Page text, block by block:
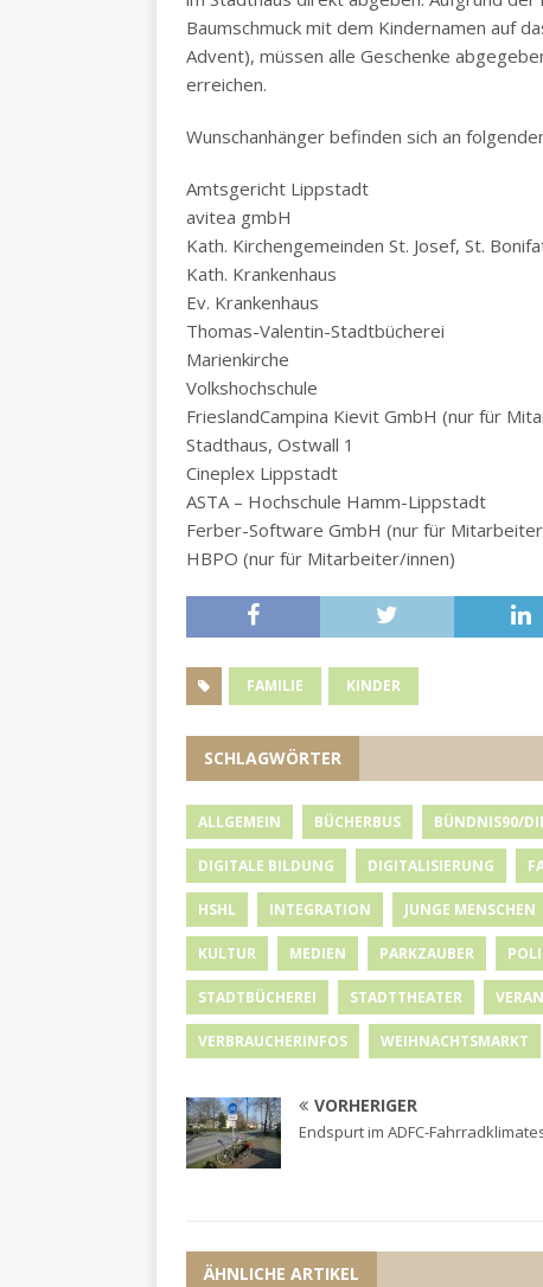
Baumschmuck mit dem Kindernamen auf
Advent), müssen alle Geschenke
erreichen.
Wunschanhänger befinden sich an
Amtsgericht Lippstadt
avitea gmbH
Kath. Kirchengemeinden St. Josef, St.
Kath. Krankenhaus
Ev. Krankenhaus
Thomas-Valentin-Stadtbücherei
Marienkirche
Volkshochschule
FrieslandCampina Kievit GmbH (nur für
Stadthaus, Ostwall 1
Cineplex Lippstadt
ASTA – Hochschule Hamm-Lippstadt
Ferber-Software GmbH (nur für
HBPO (nur für Mitarbeiter/innen)
FAMILIE KINDER
SCHLAGWÖRTER
ALLGEMEIN BÜCHERBUS BÜNDNIS90/
DIGITALE BILDUNG DIGITALISIERUNG
HSHL INTEGRATION JUNGE MENSCHEN
KULTUR MEDIEN PARKZAUBER
STADTBÜCHEREI STADTTHEATER
VERBRAUCHERINFOS WEIHNACHTSMARKT
VORHERIGER
Endspurt im ADFC-
ÄHNLICHE ARTIKEL